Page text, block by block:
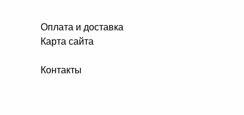
Оплата и доставка
Карта сайта
Контакты